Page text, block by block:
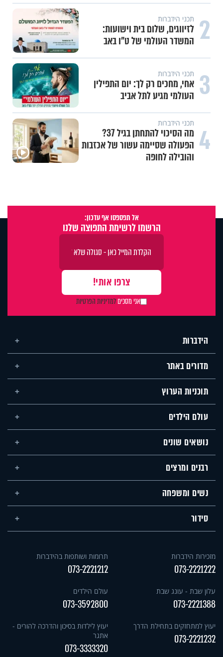
2 תכני הידברות
לזיווגים, שלום בית וישועות:
המשדר העולמי של ט"ו באב
3 תכני הידברות
אחי, מחכים רק לך: יום התפילין
העולמי מגיע לתל אביב
4 תכני הידברות
מה הסיכוי להתחתן בגיל 37?
הפעולה שסיימה עשור של אכזבות
והובילה לחופה
אל תפספסו אף עדכון:
הרשמו לרשימת התפוצה שלנו
אני מסכיםלמדיניות הפרטיות
הידברות
מדורים באתר
תוכניות הערוץ
עולם הילדים
נושאים שונים
רבנים ומרצים
נשים ומשפחה
סידור
מזכירות הידברות
073-2221222
תרומות ושותפות בהידברות
073-2221212
עלון שבת - עונג שבת
073-2221388
עולם הילדים
073-3592800
יעוץ למתחזקים בתחילת הדרך
073-2221232
יעוץ לילדות בסיכון והדרכה להורים -
אתגר
073-3333320